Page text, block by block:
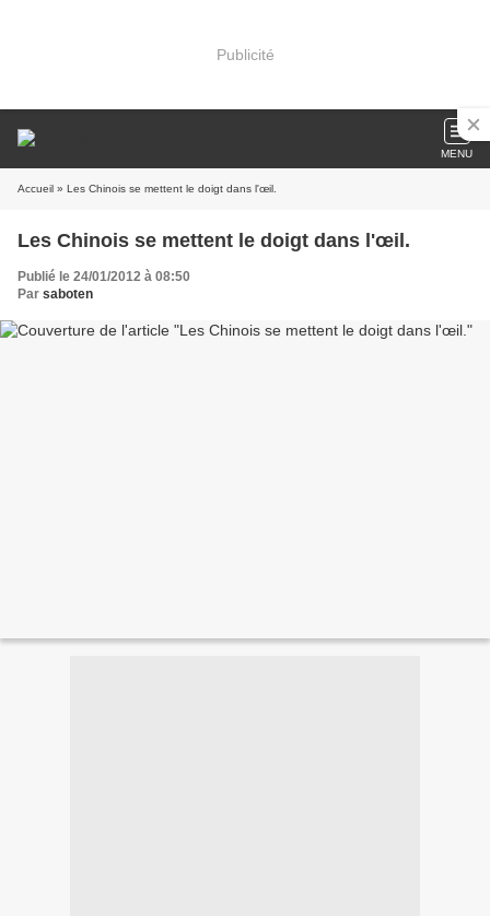
Publicité
MENU
Accueil » Les Chinois se mettent le doigt dans l'œil.
Les Chinois se mettent le doigt dans l'œil.
Publié le 24/01/2012 à 08:50
Par saboten